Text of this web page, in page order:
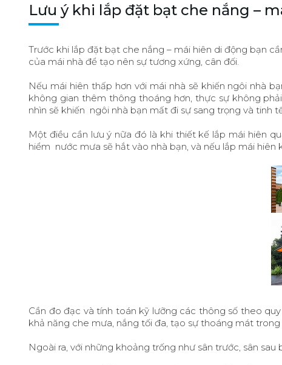
Lưu ý khi lắp đặt bạt che nắng –
Trước khi lắp đặt bạt che nắng – mái hiên di động bạn
của mái nhà để tạo nên sự tương xứng, cân đối.
Nếu mái hiên thấp hơn với mái nhà sẽ khiến ngôi nhà
không gian thêm thông thoáng hơn, thực sự không
nhìn sẽ khiến ngôi nhà bạn mất đi sự sang trọng và tinh
Một điều cần lưu ý nữa đó là khi thiết kế lắp mái hiên
hiểm nước mưa sẽ hắt vào nhà bạn, và nếu lắp mái
Cần đo đạc và tính toán kỹ lưỡng các thông số theo
khả năng che mưa, nắng tối đa, tạo sự thoáng mát
Ngoài ra, với những khoảng trống như sân trước, sân